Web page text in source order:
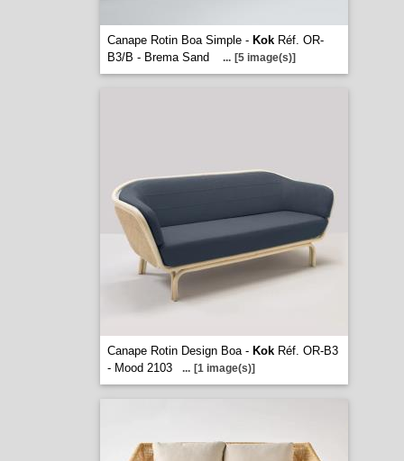
Canape Rotin Boa Simple - KokRéf. OR-
B3/B - Brema Sand
... [5 image(s)]
Canape Rotin Design Boa - KokRéf. OR-B3
- Mood 2103
... [1 image(s)]